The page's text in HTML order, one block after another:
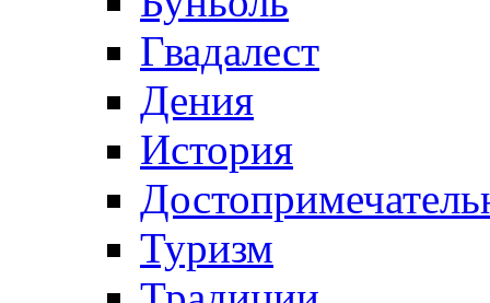
Гвадалест
Дения
История
Туризм